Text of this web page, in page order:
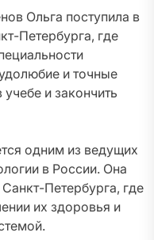
Ольга поступила в
Петербурга, где
и точные
и закончить
одним из ведущих
в России. Она
Петербурга, где
их здоровья и